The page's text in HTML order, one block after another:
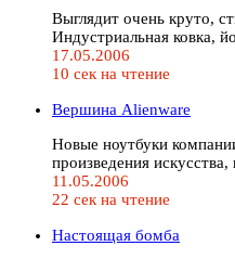
Выглядит очень круто,
Индустриальная ковка,
17.05.2006
10 сек на чтение
Вершина Alienware
Новые ноутбуки
произведения
11.05.2006
22 сек на чтение
Настоящая бомба